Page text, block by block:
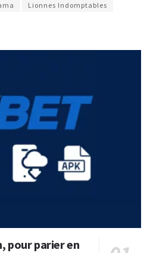
Lionnes Indomptables
pour parier en